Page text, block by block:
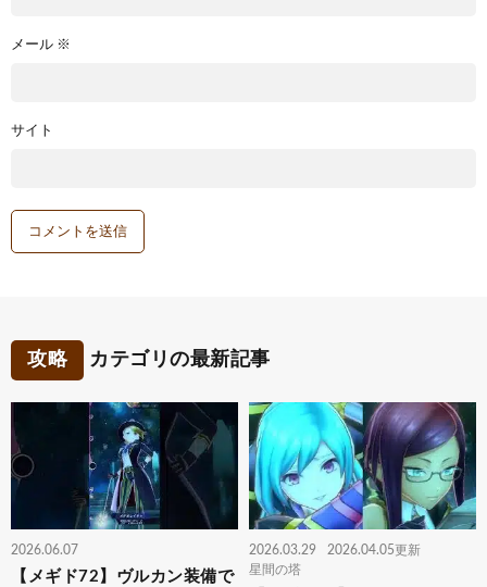
メール ※
サイト
攻略 カテゴリの最新記事
2026.06.07
【メギド72】ヴルカン装備で
2026.03.29
2026.04.05更新
星間の塔